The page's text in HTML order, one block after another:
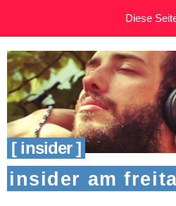
[ insider ]
insider am
Diese